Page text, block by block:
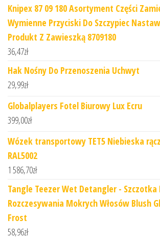
Knipex 87 09 180 Asortyment Części
Wymienne Przyciski Do Szczypiec
Produkt Z Zawieszką 8709180
36,47zł
Hak Nośny Do Przenoszenia Uchwyt
29,99zł
Globalplayers Fotel Biurowy Lux Ecru
399,00zł
Wózek transportowy TET5 Niebieska
RAL5002
1 586,70zł
Tangle Teezer Wet Detangler - Szczotka
Rozczesywania Mokrych Włosów Blush
Frost
58,96zł